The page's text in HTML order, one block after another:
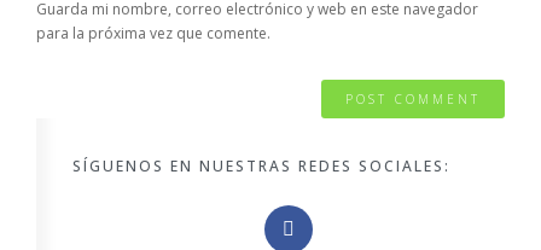
Guarda mi nombre, correo electrónico y web en este navegador
para la próxima vez que comente.
SÍGUENOS EN NUESTRAS REDES SOCIALES: